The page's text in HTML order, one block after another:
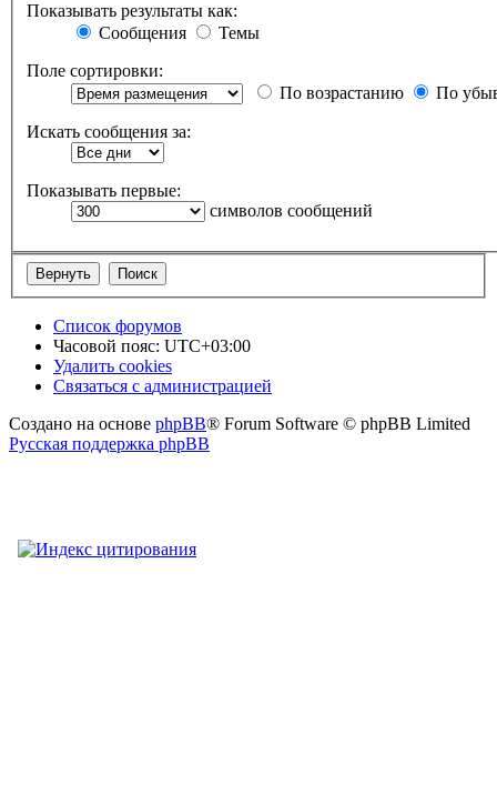
Показывать результаты как:
Сообщения
Темы
Поле сортировки:
По возрастанию
По
Искать сообщения за:
Показывать первые:
символов сообщений
Список форумов
Часовой пояс: UTC+03:00
Удалить cookies
Связаться
администрацией
Связаться с администрацией
Создано на основе phpBB® Forum Software © phpBB Limited
Русская поддержка phpBB